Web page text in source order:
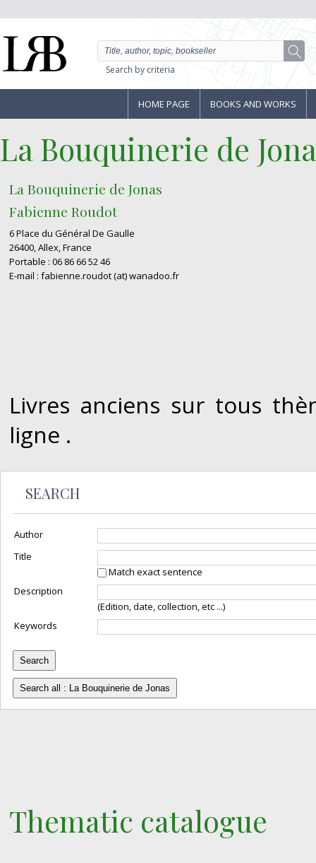
Search by criteria
HOME PAGE BOOKS AND WORKS
La Bouquinerie de
La Bouquinerie de Jonas
Fabienne Roudot
6 Place du Général De Gaulle
26400, Allex, France
Portable : 06 86 66 52 46
E-mail : fabienne.roudot (at) wanadoo.fr
Livres anciens sur tous
ligne .
SEARCH
Author
Title
Match exact sentence
Description
(Edition, date, collection, etc ...)
Keywords
Thematic catalogue